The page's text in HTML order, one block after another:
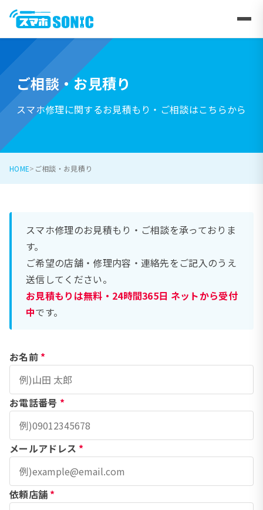
ご相談・お見積り
スマホ修理に関するお見積もり・ご相談はこちらから
HOME ご相談・お見積り
スマホ修理のお見積もり・ご相談を承っておりま
す。
ご希望の店舗・修理内容・連絡先をご記入のうえ
送信してください。
お見積もりは無料・24時間365日 ネットから受付
中です。
お名前 *
お電話番号 *
メールアドレス *
依頼店舗 *